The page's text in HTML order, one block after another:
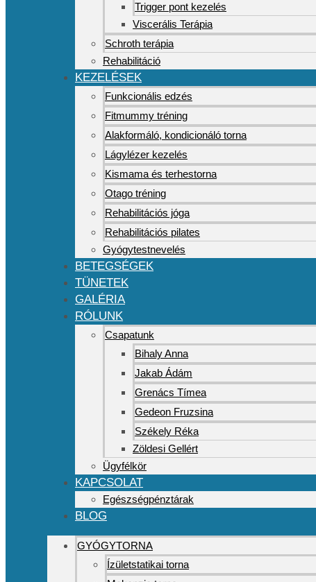
Trigger pont kezelés
Viscerális Terápia
Schroth terápia
Rehabilitáció
KEZELÉSEK
Funkcionális edzés
Fitmummy tréning
Alakformáló, kondicionáló torna
Lágylézer kezelés
Kismama és terhestorna
Otago tréning
Rehabilitációs jóga
Rehabilitációs pilates
Gyógytestnevelés
BETEGSÉGEK
TÜNETEK
GALÉRIA
RÓLUNK
Csapatunk
Bihaly Anna
Jakab Ádám
Grenács Tímea
Gedeon Fruzsina
Székely Réka
Zöldesi Gellért
Ügyfélkör
KAPCSOLAT
Egészségpénztárak
BLOG
GYÓGYTORNA
Ízületstatikai torna